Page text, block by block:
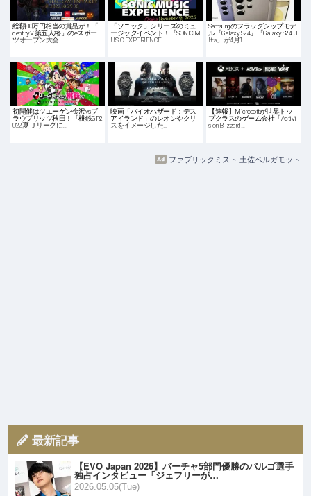
総額80万円相当の賞品が！「I
dentityV 第五人格」のeスポー
ツオープン大会…
「ソニック」シリーズのミュ
ージックイベント！「SONIC M
USIC EXPERIENCE…
Samsungのフラッグシップモデ
ル「Galaxy S24」「Galaxy S24 U
ltra」が4月1…
初開催はツエーゲン金沢vsブ
ラウブリッツ秋田！「桃鉄GP2
022夏 Ｊリーグに…
映画「バイオハザード：デス
アイランド」のレオンやクリ
スをイメージした…
【速報】Microsoftが世界トッ
プクラスのゲーム会社「Activi
sion Blizzard…
ファブリックミスト 土佐ベルガモット
最新記事
【EVO Japan 2026】バーチャ5部門優勝のバルゴ選手
独占インタビュー「ジェフリーが…
2026.05.05(Tue)